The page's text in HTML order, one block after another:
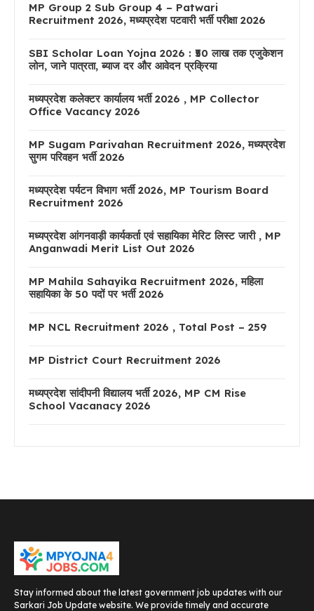
MP Group 2 Sub Group 4 – Patwari
Recruitment 2026, मध्यप्रदेश पटवारी भर्ती परीक्षा 2026
SBI Scholar Loan Yojna 2026 : ₹50 लाख तक एजुकेशन
लोन, जाने पात्रता, ब्याज दर और आवेदन प्रक्रिया
मध्यप्रदेश कलेक्टर कार्यालय भर्ती 2026 , MP Collector
Office Vacancy 2026
MP Sugam Parivahan Recruitment 2026, मध्यप्रदेश
सुगम परिवहन भर्ती 2026
मध्यप्रदेश पर्यटन विभाग भर्ती 2026, MP Tourism Board
Recruitment 2026
मध्यप्रदेश आंगनवाड़ी कार्यकर्ता एवं सहायिका मेरिट लिस्ट जारी , MP
Anganwadi Merit List Out 2026
MP Mahila Sahayika Recruitment 2026, महिला
सहायिका के 50 पदों पर भर्ती 2026
MP NCL Recruitment 2026 , Total Post – 259
MP District Court Recruitment 2026
मध्यप्रदेश सांदीपनी विद्यालय भर्ती 2026, MP CM Rise
School Vacanacy 2026
Stay informed about the latest government job updates with our
Sarkari Job Update website. We provide timely and accurate